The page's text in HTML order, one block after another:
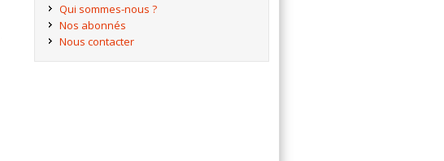
Qui sommes-nous ?
Nos abonnés
Nous contacter